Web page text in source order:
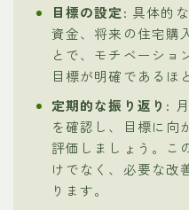
目標の設定: 具体的
資金、将来の住宅購
とで、モチベーショ
目標が明確であるほ
定期的な振り返り :
を確認し、目標に向
評価しましょう。こ
けでなく、必要な改
ります。